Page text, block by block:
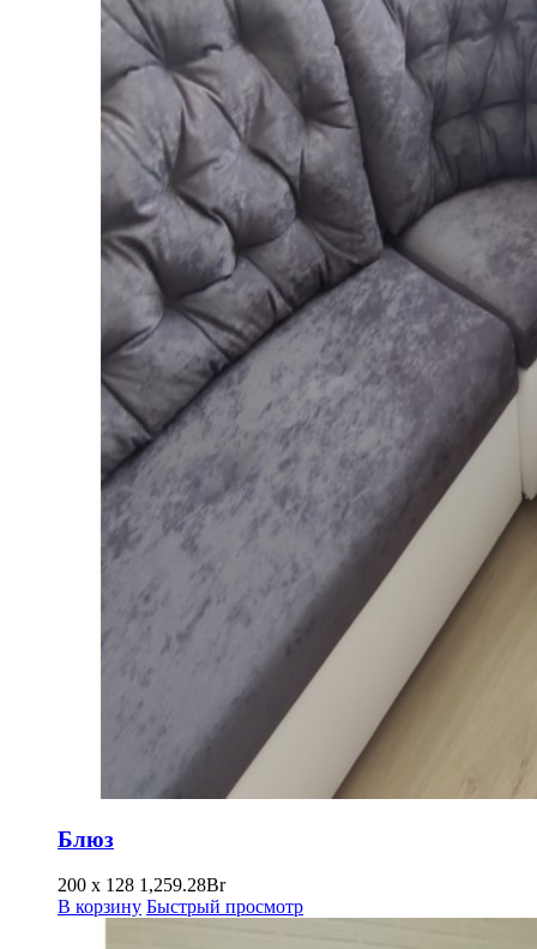
Блюз
200 х 128 1,259.28Br
В корзину Быстрый просмотр